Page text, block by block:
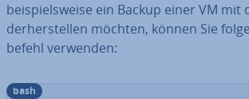
bei­spiels­wei­se ein Backup einer VM mit
der­her­stel­len möchten, können Sie
be­fehl verwenden:
bash